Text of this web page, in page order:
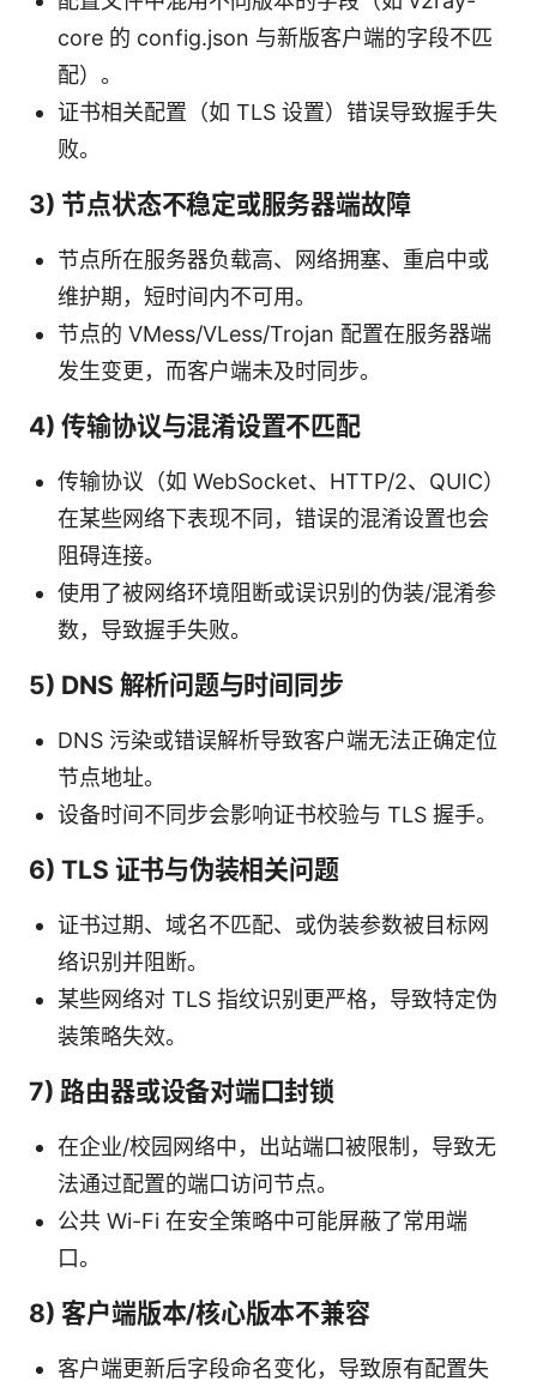
core 的 config.json 与新版客户端的字段不匹
配）。
证书相关配置（如 TLS 设置）错误导致握手失
败。
3) 节点状态不稳定或服务器端故障
节点所在服务器负载高、网络拥塞、重启中或
维护期，短时间内不可用。
节点的 VMess/VLess/Trojan 配置在服务器端
发生变更，而客户端未及时同步。
4) 传输协议与混淆设置不匹配
传输协议（如 WebSocket、HTTP/2、QUIC）
在某些网络下表现不同，错误的混淆设置也会
阻碍连接。
使用了被网络环境阻断或误识别的伪装/混淆参
数，导致握手失败。
5) DNS 解析问题与时间同步
DNS 污染或错误解析导致客户端无法正确定位
节点地址。
设备时间不同步会影响证书校验与 TLS 握手。
6) TLS 证书与伪装相关问题
证书过期、域名不匹配、或伪装参数被目标网
络识别并阻断。
某些网络对 TLS 指纹识别更严格，导致特定伪
装策略失效。
7) 路由器或设备对端口封锁
在企业/校园网络中，出站端口被限制，导致无
法通过配置的端口访问节点。
公共 Wi-Fi 在安全策略中可能屏蔽了常用端
口。
8) 客户端版本/核心版本不兼容
客户端更新后字段命名变化，导致原有配置失